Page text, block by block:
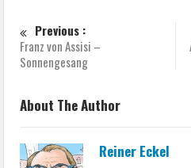
Previous :
Franz von Assisi –
Sonnengesang
About The Author
Reiner Eckel